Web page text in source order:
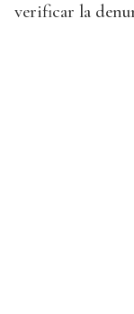
verificar la